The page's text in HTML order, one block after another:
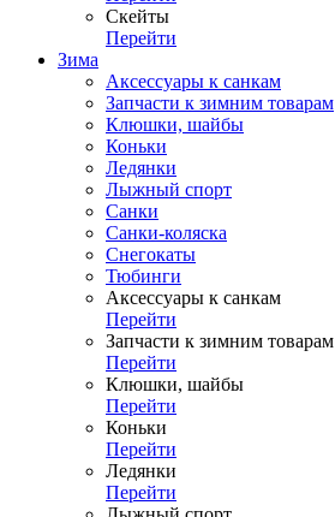
Скейты
Перейти
Зима
Аксессуары к санкам
Запчасти к зимним товарам
Клюшки, шайбы
Коньки
Ледянки
Лыжный спорт
Санки
Санки-коляска
Снегокаты
Тюбинги
Аксессуары к санкам
Перейти
Запчасти к зимним товарам
Перейти
Клюшки, шайбы
Перейти
Коньки
Перейти
Ледянки
Перейти